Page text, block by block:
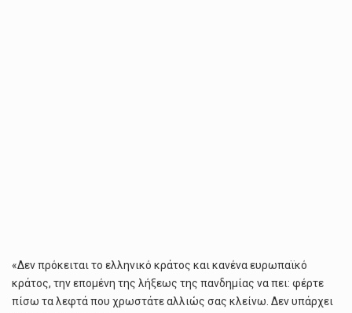
«Δεν πρόκειται το ελληνικό κράτος και κανένα ευρωπαϊκό
κράτος, την επομένη της λήξεως της πανδημίας να πει: φέρτε
πίσω τα λεφτά που χρωστάτε αλλιώς σας κλείνω. Δεν υπάρχει